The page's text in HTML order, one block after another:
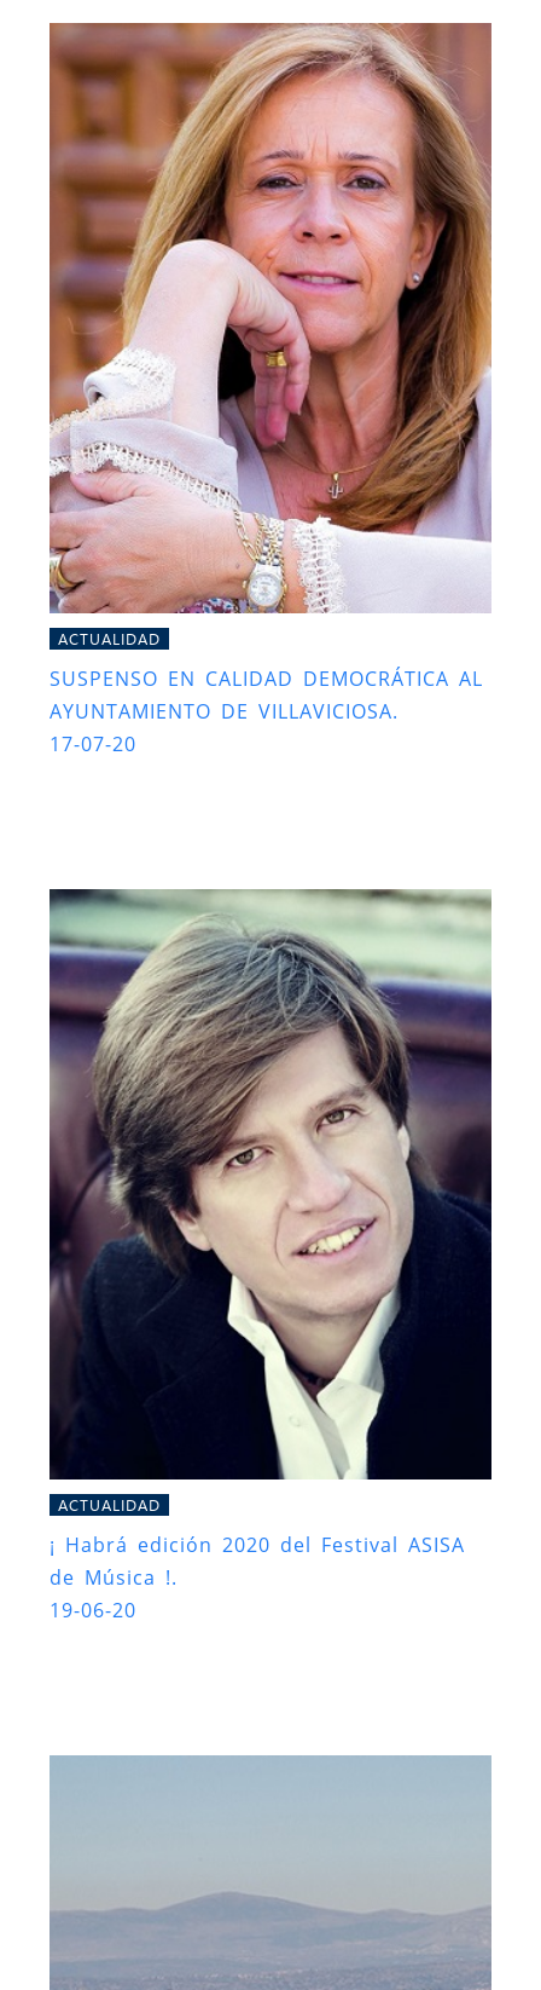
ACTUALIDAD
SUSPENSO EN CALIDAD DEMOCRÁTICA AL
AYUNTAMIENTO DE VILLAVICIOSA.
17-07-20
ACTUALIDAD
¡ Habrá edición 2020 del Festival ASISA
de Música !.
19-06-20